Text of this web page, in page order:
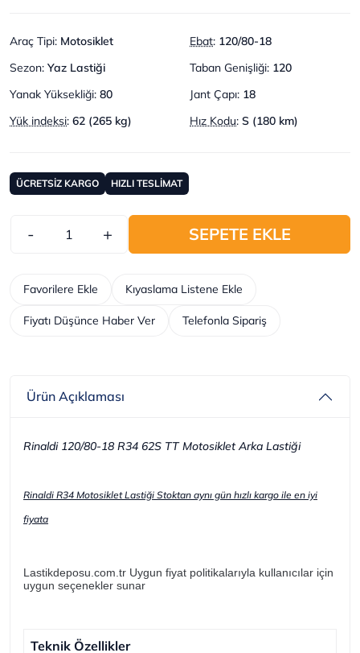
Araç Tipi: Motosiklet Ebat: 120/80-18
Sezon: Yaz Lastiği Taban Genişliği: 120
Yanak Yüksekliği: 80 Jant Çapı: 18
Yük indeksi: 62 (265 kg) Hız Kodu: S (180 km)
ÜCRETSİZ KARGO HIZLI TESLİMAT
- + SEPETE EKLE
Telefonla Sipariş
Kıyaslama Listene Ekle
Favorilere Ekle
Fiyatı Düşünce Haber Ver
Ürün Açıklaması
Rinaldi 120/80-18 R34 62S TT Motosiklet Arka Lastiği
Rinaldi R34 Motosiklet Lastiği Stoktan aynı gün hızlı kargo ile en iyi
fiyata
Lastikdeposu.com.tr Uygun fiyat politikalarıyla kullanıcılar için
uygun seçenekler sunar
Teknik Özellikler